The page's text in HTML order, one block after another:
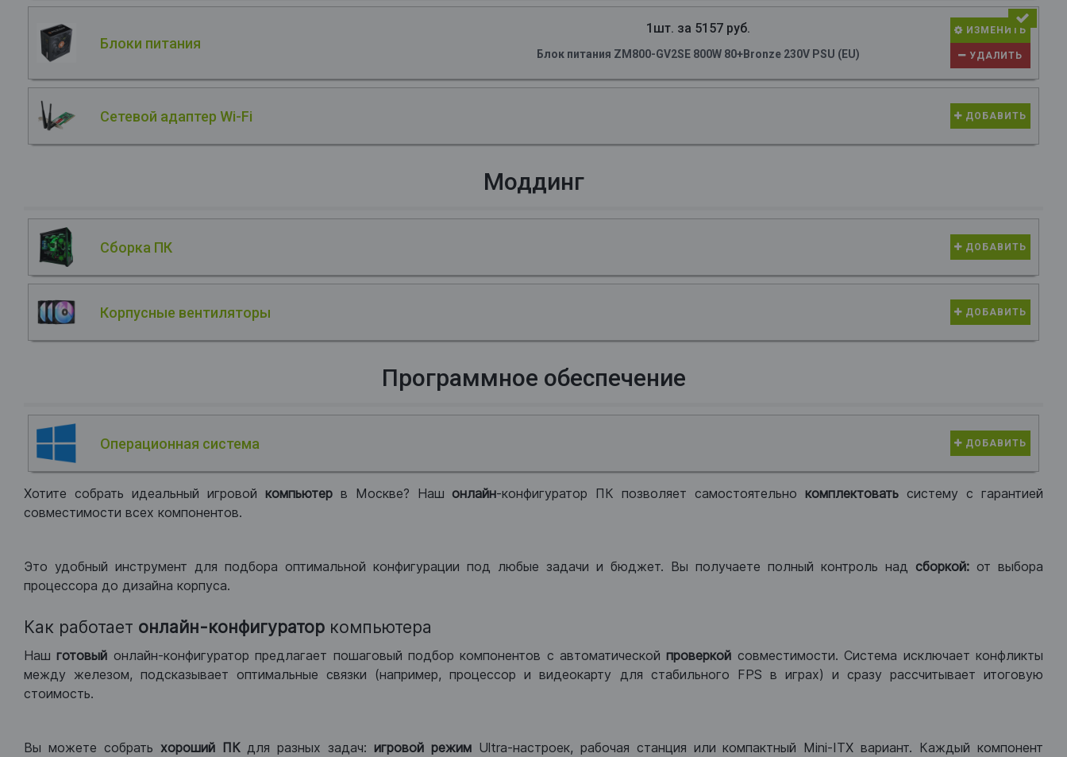
Блоки питания
1шт. за 5157 руб.
Блок питания ZM800-GV2SE 800W 80+Bronze 230V PSU (EU)
ИЗМЕНИТЬ
УДАЛИТЬ
Сетевой адаптер Wi-Fi ДОБАВИТЬ
Моддинг
Сборка ПК ДОБАВИТЬ
Корпусные вентиляторы ДОБАВИТЬ
Программное обеспечение
Операционная система ДОБАВИТЬ
Хотите собрать идеальный игровой компьютер в Москве? Нашонлайн-конфигуратор ПК позволяет самостоятельно комплектоватьсистему с гарантией
совместимости всех компонентов.
Это удобный инструмент для подбора оптимальной конфигурации под любые задачи и бюджет. Вы получаете полный контроль над сборкой: от выбора
процессора до дизайна корпуса.
Как работает онлайн-конфигуратор компьютера
Нашготовый онлайн-конфигуратор предлагает пошаговый подбор компонентов с автоматическойпроверкой совместимости. Система исключает конфликты
между железом, подсказывает оптимальные связки (например, процессор и видеокарту для стабильного FPS в играх) и сразу рассчитывает итоговую
стоимость.
Вы можете собрать хороший ПКдля разных задач:игровой режим Ultra-настроек, рабочая станция или компактный Mini-ITX вариант. Каждый компонент